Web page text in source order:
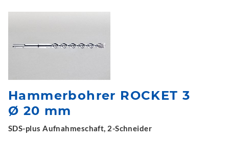
Hammerbohrer ROCKET 3
Ø 20 mm
SDS-plus Aufnahmeschaft, 2-Schneider